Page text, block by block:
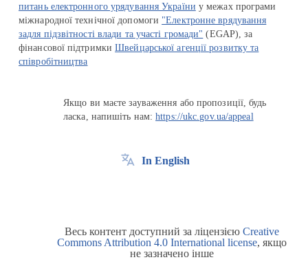
питань електронного урядування України у межах програми
міжнародної технічної допомоги "Електронне врядування
задля підзвітності влади та участі громади" (EGAP), за
фінансової підтримкиШвейцарської агенції розвитку та
співробітництва
Якщо ви маєте зауваження або пропозиції, будь
ласка, напишіть нам:https://ukc.gov.ua/appeal
In English
Весь контент доступний за ліцензією Creative
Commons Attribution 4.0 International license, якщо
не зазначено інше